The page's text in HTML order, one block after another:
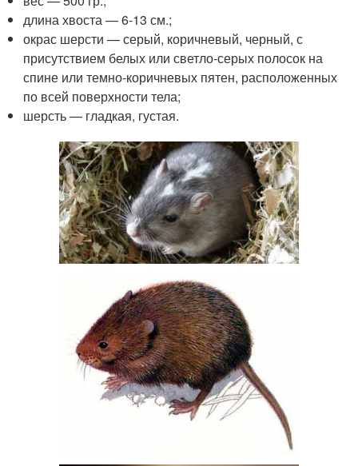
длина хвоста — 6-13 см.;
окрас шерсти — серый, коричневый, черный, с
присутствием белых или светло-серых полосок на
спине или темно-коричневых пятен, расположенных
по всей поверхности тела;
шерсть — гладкая, густая.